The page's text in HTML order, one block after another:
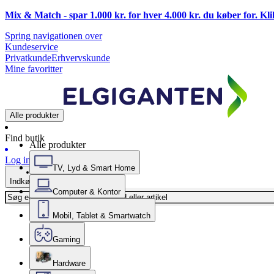
Mix & Match - spar 1.000 kr. for hver 4.000 kr. du køber for.
Spring navigationen over
Kundeservice
PrivatkundeErhvervskunde
Mine favoritter
Alle produkter
Find butik
Log ind
Indkøbskurv
Alle produkter
TV, Lyd & Smart Home
Computer & Kontor
Mobil, Tablet & Smartwatch
Gaming
Hardware